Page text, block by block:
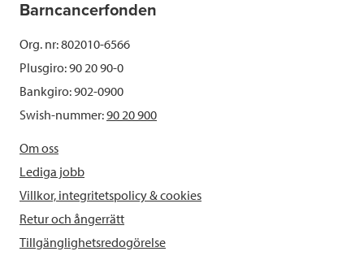
Barncancerfonden
Org. nr: 802010-6566
Plusgiro: 90 20 90-0
Bankgiro: 902-0900
Swish-nummer:90 20 900
Om oss
Lediga jobb
Villkor, integritetspolicy & cookies
Retur och ångerrätt
Tillgänglighetsredogörelse